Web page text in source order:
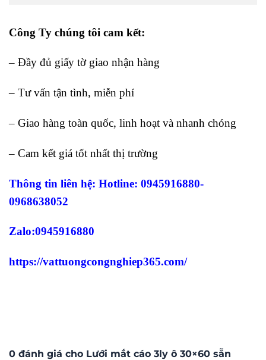
Công Ty chúng tôi cam kết:
– Đầy đủ giấy tờ giao nhận hàng
– Tư vấn tận tình, miễn phí
– Giao hàng toàn quốc, linh hoạt và nhanh chóng
– Cam kết giá tốt nhất thị trường
Thông tin liên hệ: Hotline: 0945916880-
0968638052
Zalo:0945916880
https://vattuongcongnghiep365.com/
0 đánh giá cho Lưới mắt cáo 3ly ô 30×60 sẵn